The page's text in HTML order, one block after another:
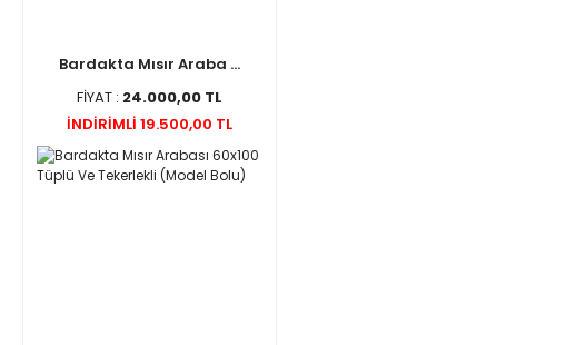
Bardakta Mısır Araba ...
FİYAT : 24.000,00 TL
İNDİRİMLİ 19.500,00 TL